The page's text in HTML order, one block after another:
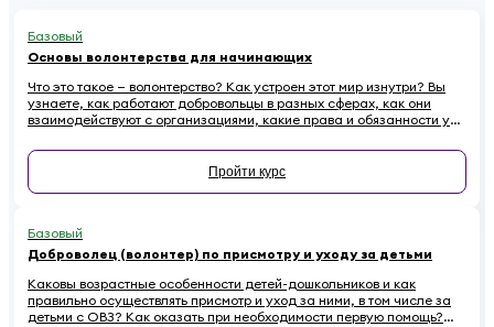
Базовый
Основы волонтерства для начинающих
Что это такое — волонтерство? Как устроен этот мир изнутри? Вы
узнаете, как работают добровольцы в разных сферах, как они
взаимодействуют с организациями, какие права и обязанности у
распространенных ошибок.
Пройти курс
Базовый
Доброволец (волонтер) по присмотру и уходу за детьми
Каковы возрастные особенности детей-дошкольников и как
правильно осуществлять присмотр и уход за ними, в том числе за
детьми с ОВЗ? Как оказать при необходимости первую помощь?